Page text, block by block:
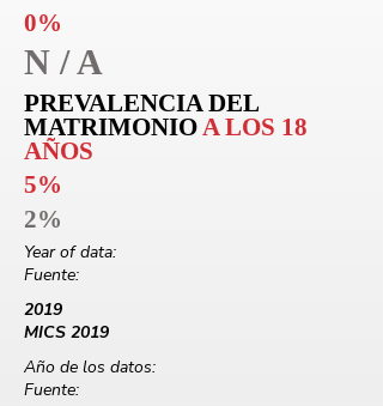
0%
N / A
PREVALENCIA DEL
MATRIMONIOA LOS 18
AÑOS
5%
2%
Year of data:
Fuente:
2019
MICS 2019
Año de los datos:
Fuente: